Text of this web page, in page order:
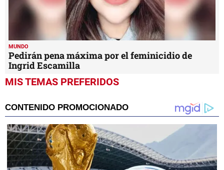
MUNDO
Pedirán pena máxima por el feminicidio de
Ingrid Escamilla
MIS TEMAS PREFERIDOS